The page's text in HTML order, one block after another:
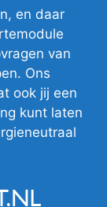
en daar
van
Ons
ook jij een
kunt laten